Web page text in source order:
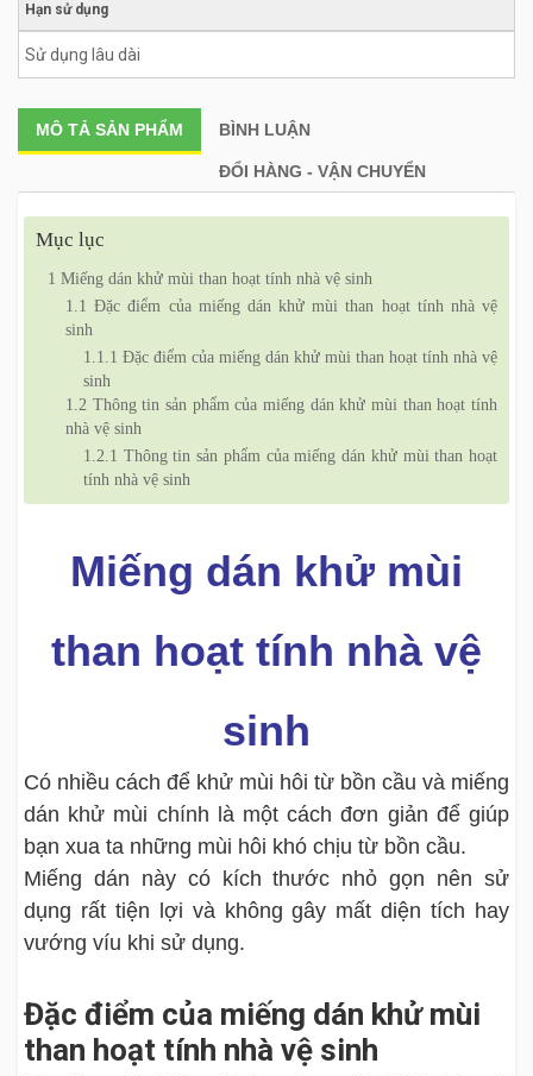
Hạn sử dụng
Sử dụng lâu dài
MÔ TẢ SẢN PHẨM BÌNH LUẬN
ĐỔI HÀNG - VẬN CHUYỂN
Mục lục
1 Miếng dán khử mùi than hoạt tính nhà vệ sinh
1.1 Đặc điểm của miếng dán khử mùi than hoạt tính nhà vệ
sinh
1.1.1 Đặc điểm của miếng dán khử mùi than hoạt tính nhà vệ
sinh
1.2 Thông tin sản phẩm của miếng dán khử mùi than hoạt tính
nhà vệ sinh
1.2.1 Thông tin sản phẩm của miếng dán khử mùi than hoạt
tính nhà vệ sinh
Miếng dán khử mùi
than hoạt tính nhà vệ
sinh
Có nhiều cách để khử mùi hôi từ bồn cầu và miếng
dán khử mùi chính là một cách đơn giản để giúp
bạn xua ta những mùi hôi khó chịu từ bồn cầu.
Miếng dán này có kích thước nhỏ gọn nên sử
dụng rất tiện lợi và không gây mất diện tích hay
vướng víu khi sử dụng.
Đặc điểm của miếng dán khử mùi
than hoạt tính nhà vệ sinh